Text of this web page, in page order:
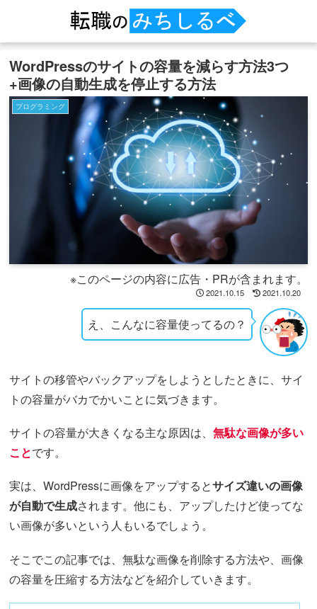
WordPressのサイトの容量を減らす方法3つ
+画像の自動生成を停止する方法
プログラミング
※このページの内容に広告・PRが含まれます。
2021.10.15 2021.10.20
え、こんなに容量使ってるの？
サイトの移管やバックアップをしようとしたときに、サイ
トの容量がバカでかいことに気づきます。
サイトの容量が大きくなる主な原因は、無駄な画像が多い
ことです。
実は、WordPressに画像をアップするとサイズ違いの画像
が自動で生成されます。他にも、アップしたけど使ってな
い画像が多いという人もいるでしょう。
そこでこの記事では、無駄な画像を削除する方法や、画像
の容量を圧縮する方法などを紹介していきます。